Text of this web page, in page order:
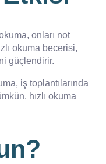
onları not
okuma becerisi,
güçlendirir.
iş toplantılarında
hızlı okuma